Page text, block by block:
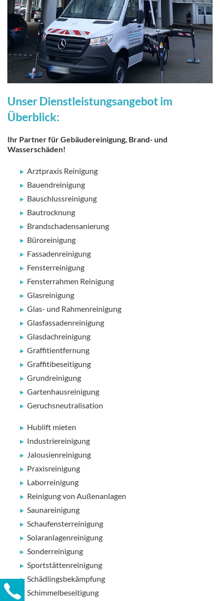
Unser Dienstleistungsangebot im
Überblick:
Ihr Partner für Gebäudereinigung, Brand- und
Wasserschäden!
Arztpraxis Reinigung
Bauendreinigung
Bauschlussreinigung
Bautrocknung
Brandschadensanierung
Büroreinigung
Fassadenreinigung
Fensterreinigung
Fensterrahmen Reinigung
Glasreinigung
Glas- und Rahmenreinigung
Glasfassadenreinigung
Glasdachreinigung
Graffitientfernung
Graffitibeseitigung
Grundreinigung
Gartenhausreinigung
Geruchsneutralisation
Hublift mieten
Industriereinigung
Jalousienreinigung
Praxisreinigung
Laborreinigung
Reinigung von Außenanlagen
Saunareinigung
Schaufensterreinigung
Solaranlagenreinigung
Sonderreinigung
Sportstättenreinigung
Schädlingsbekämpfung
Schimmelbeseitigung